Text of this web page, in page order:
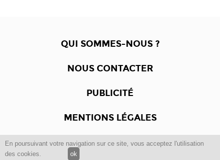
En poursuivant votre navigation sur ce site, vous acceptez l'utilisation
des cookies.
ok
QUI SOMMES-NOUS ?
NOUS CONTACTER
PUBLICITÉ
MENTIONS LÉGALES
Copyright © 2012 -2017Dewalgo- Tous droits réservés.